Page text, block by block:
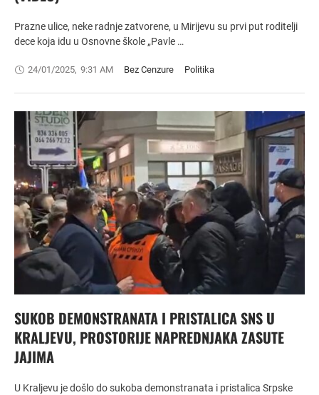
Prazne ulice, neke radnje zatvorene, u Mirijevu su prvi put roditelji
dece koja idu u Osnovne škole „Pavle …
24/01/2025, 9:31 AM Bez Cenzure Politika
SUKOB DEMONSTRANATA I PRISTALICA SNS U
KRALJEVU, PROSTORIJE NAPREDNJAKA ZASUTE
JAJIMA
U Kraljevu je došlo do sukoba demonstranata i pristalica Srpske